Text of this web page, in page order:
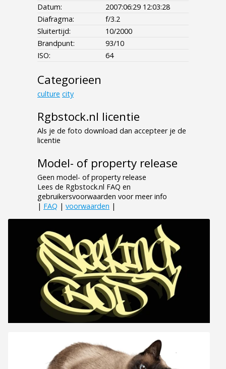
Datum:
2007:06:29 12:03:28
Diafragma:
f/3.2
Sluitertijd:
10/2000
Brandpunt:
93/10
ISO:
64
Categorieen
culture city
Rgbstock.nl licentie
Als je de foto download dan accepteer je de
licentie
Model- of property release
Geen model- of property release
Lees de Rgbstock.nl FAQ en
gebruikersvoorwaarden voor meer info
| FAQ | voorwaarden |